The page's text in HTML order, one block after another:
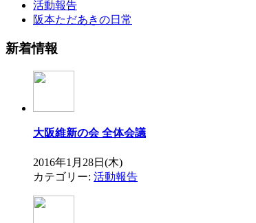
活動報告
阪本ただあきの日常
新着情報
大阪維新の会 全体会議
2016年1月28日(木)
カテゴリー: 活動報告